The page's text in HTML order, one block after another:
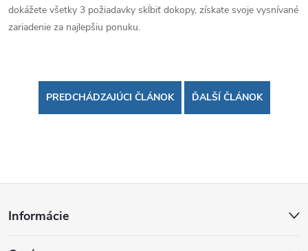
dokážete všetky 3 požiadavky skĺbiť dokopy, získate svoje vysnívané
zariadenie za najlepšiu ponuku.
PREDCHÁDZAJÚCI ČLÁNOK ĎALŠÍ ČLÁNOK
Informácie